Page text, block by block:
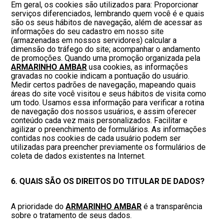
Em geral, os cookies são utilizados para: Proporcionar
serviços diferenciados, lembrando quem você é e quais
são os seus hábitos de navegação, além de acessar as
informações do seu cadastro em nosso site
(armazenadas em nossos servidores) calcular a
dimensão do tráfego do site; acompanhar o andamento
de promoções. Quando uma promoção organizada pela
ARMARINHO AMBAR usa cookies, as informações
gravadas no cookie indicam a pontuação do usuário.
Medir certos padrões de navegação, mapeando quais
áreas do site você visitou e seus hábitos de visita como
um todo. Usamos essa informação para verificar a rotina
de navegação dos nossos usuários, e assim oferecer
conteúdo cada vez mais personalizados. Facilitar e
agilizar o preenchimento de formulários. As informações
contidas nos cookies de cada usuário podem ser
utilizadas para preencher previamente os formulários de
coleta de dados existentes na Internet.
6. QUAIS SÃO OS DIREITOS DO TITULAR DE DADOS?
A prioridade doARMARINHO AMBAR é a transparência
sobre o tratamento de seus dados.